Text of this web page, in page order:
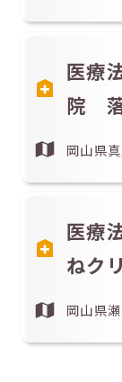
医療
院
岡山県
医療
ねク
岡山県